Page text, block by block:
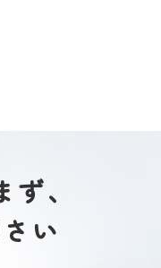
、
い